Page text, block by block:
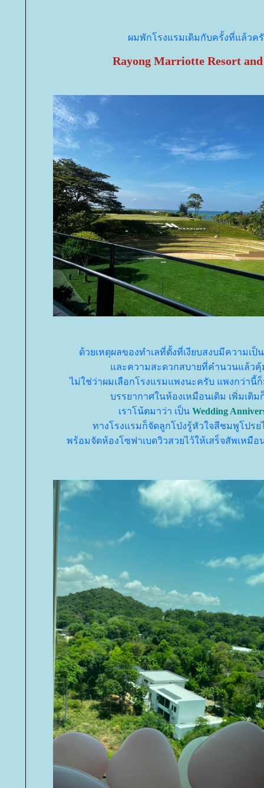
ผมพักโรงแรมเดิมกับครั้งที่แล้วค
Rayong Marriotte Resort
ด้วยเหตุผลของทำเลที่ตั้งที่เงียบสงบมีความเป็
ละความสะดวกสบายที่คำนวนแล้วคุ้
ไม่ใช่ว่าผมเลือกโรงแรมแพงนะครับ แพงกว่านี้
บรรยากาศในห้องเหมือนเดิม เพิ่มเติม
เราโน้ตมาว่า เป็น Wedding
ทางโรงแรมก็จัดลูกโป่งรู้หัวใจสีชมพูโปรย
พร้อมจัดห้องโซฟาเบดวิวสวยไว้ให้เสร็จสัพเหมือ